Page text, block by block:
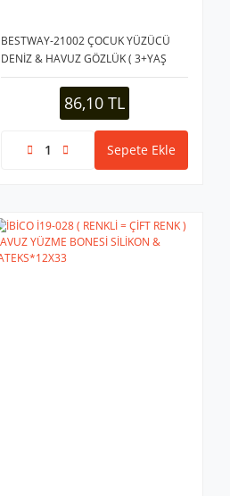
BESTWAY-21002 ÇOCUK YÜZÜCÜ
DENİZ & HAVUZ GÖZLÜK ( 3+YAŞ
)*24=K
86,10 TL
Sepete Ekle